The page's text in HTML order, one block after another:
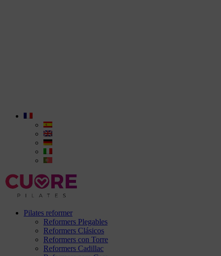
Pilates reformer
Reformers Plegables
Reformers Clásicos
Reformers con Torre
Reformers Cadillac